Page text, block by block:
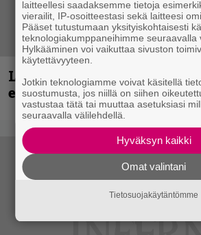
Loppuvuoden Hellsinki
esiintyjät julki
laitteellesi saadaksemme tietoja
vierailit, IP-osoitteestasi sekä laitteesi
Pääset tutustumaan yksityiskohtaisesti
teknologiakumppaneihimme seuraavalla
Hylkääminen voi vaikuttaa sivuston
käytettävyyteen.
Jotkin teknologiamme voivat käsitellä
suostumusta, jos niillä on siihen
vastustaa tätä tai muuttaa asetuksiasi
seuraavalla välilehdellä.
Hyväksyn kaikki
Omat valintani
Tietosuojakäytäntömme